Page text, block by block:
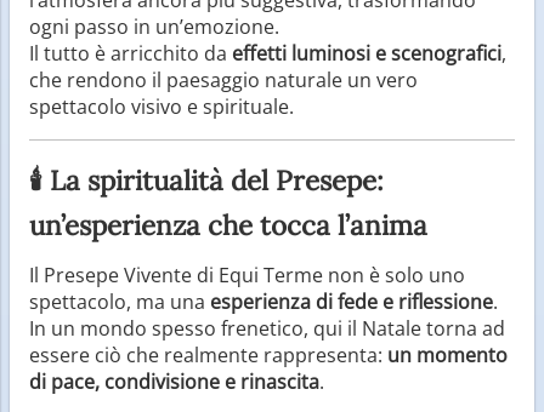
ogni passo in un’emozione.
Il tutto è arricchito da effetti luminosi e scenografici,
che rendono il paesaggio naturale un vero
spettacolo visivo e spirituale.
🕯️ La spiritualità del Presepe:
un’esperienza che tocca l’anima
Il Presepe Vivente di Equi Terme non è solo uno
spettacolo, ma una esperienza di fede e riflessione.
In un mondo spesso frenetico, qui il Natale torna ad
essere ciò che realmente rappresenta: un momento
di pace, condivisione e rinascita.